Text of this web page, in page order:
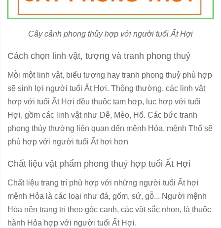
Cây cảnh phong thủy hợp với người tuổi Ất Hợi
Cách chọn linh vật, tượng và tranh phong thuỷ
Mỗi một linh vật, biểu tượng hay tranh phong thuỷ phù hợp
sẽ sinh lợi người tuổi Ất Hợi. Thông thường, các linh vật
hợp với tuổi Ất Hợi đều thuộc tam hợp, lục hợp với tuổi
Hợi, gồm các linh vật như Dê, Mèo, Hổ. Các bức tranh
phong thủy thường liên quan đến mệnh Hỏa, mệnh Thổ sẽ
phù hợp với người tuổi Ất hợi hơn
Chất liệu vật phẩm phong thuỷ hợp tuổi Ất Hợi
Chất liệu trang trí phù hợp với những người tuổi Ất hợi
mệnh Hỏa là các loại như đá, gốm, sứ, gỗ... Người mệnh
Hỏa nên trang trí theo góc cạnh, các vật sắc nhọn, là thuộc
hành Hỏa hợp với người tuổi Ất Hợi.